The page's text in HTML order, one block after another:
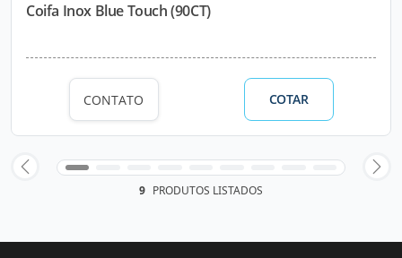
Coifa Inox Blue Touch (90CT)
CONTATO COTAR
9 PRODUTOS LISTADOS